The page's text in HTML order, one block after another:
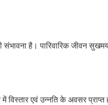
है। पारिवारिक जीवन सुखमय
विस्तार एवं उन्नति के अवसर